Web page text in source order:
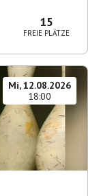
15
FREIE PLÄTZE
Mi, 12.08.2026
18:00